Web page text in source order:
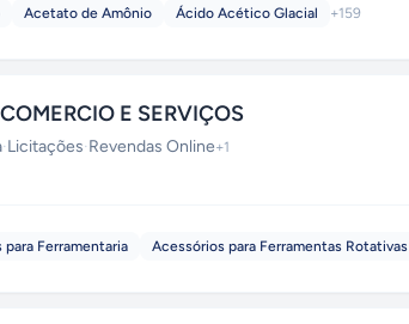
Acetato de Amônio Ácido Acético Glacial +159
E SERVIÇOS
·Licitações·Revendas Online+1
para Ferramentaria Acessórios para Ferramentas Rotativas